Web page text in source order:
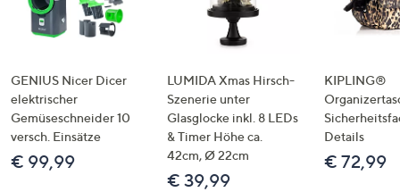
GENIUS Nicer Dicer
elektrischer
Gemüseschneider 10
versch. Einsätze
€ 99,99
LUMIDA Xmas Hirsch-
Szenerie unter
Glasglocke inkl. 8 LEDs
& Timer Höhe ca.
42cm, Ø 22cm
€ 39,99
KIPLING®
Details
€ 72,99